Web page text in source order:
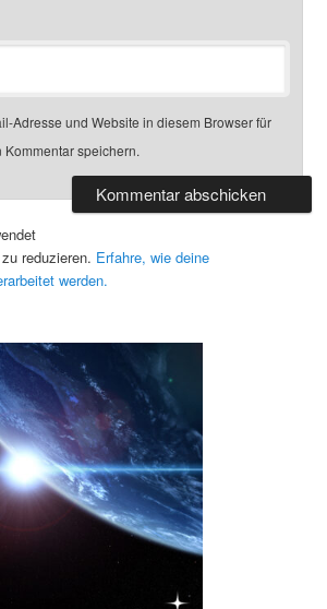
Adresse und Website in diesem Browser für
speichern.
reduzieren. Erfahre, wie deine
werden.